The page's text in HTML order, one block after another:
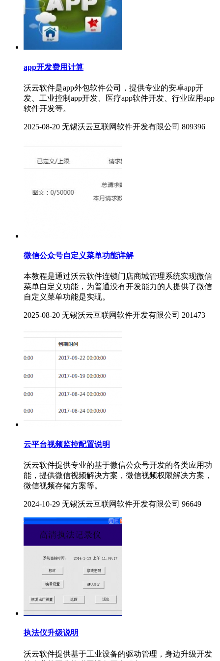
app开发费用计算
沃云软件是app外包软件公司，提供专业的安卓app开
发、工业控制app开发、医疗app软件开发、行业应用app
软件开发等。
2025-08-20 无锡沃云互联网软件开发有限公司 809396
微信公众号自定义菜单功能详解
本教程是通过沃云软件连锁门店商城管理系统实现微信
菜单自定义功能，为普通没有开发能力的人提供了微信
自定义菜单功能是实现。
2025-08-20 无锡沃云互联网软件开发有限公司 201473
云平台视频监控配置说明
沃云软件提供专业的基于微信公众号开发的各类应用功
能，提供微信视频解决方案，微信视频权限解决方案，
微信视频存储方案等。
2024-10-29 无锡沃云互联网软件开发有限公司 96649
执法仪升级说明
沃云软件提供基于工业设备的驱动管理，身边升级开发